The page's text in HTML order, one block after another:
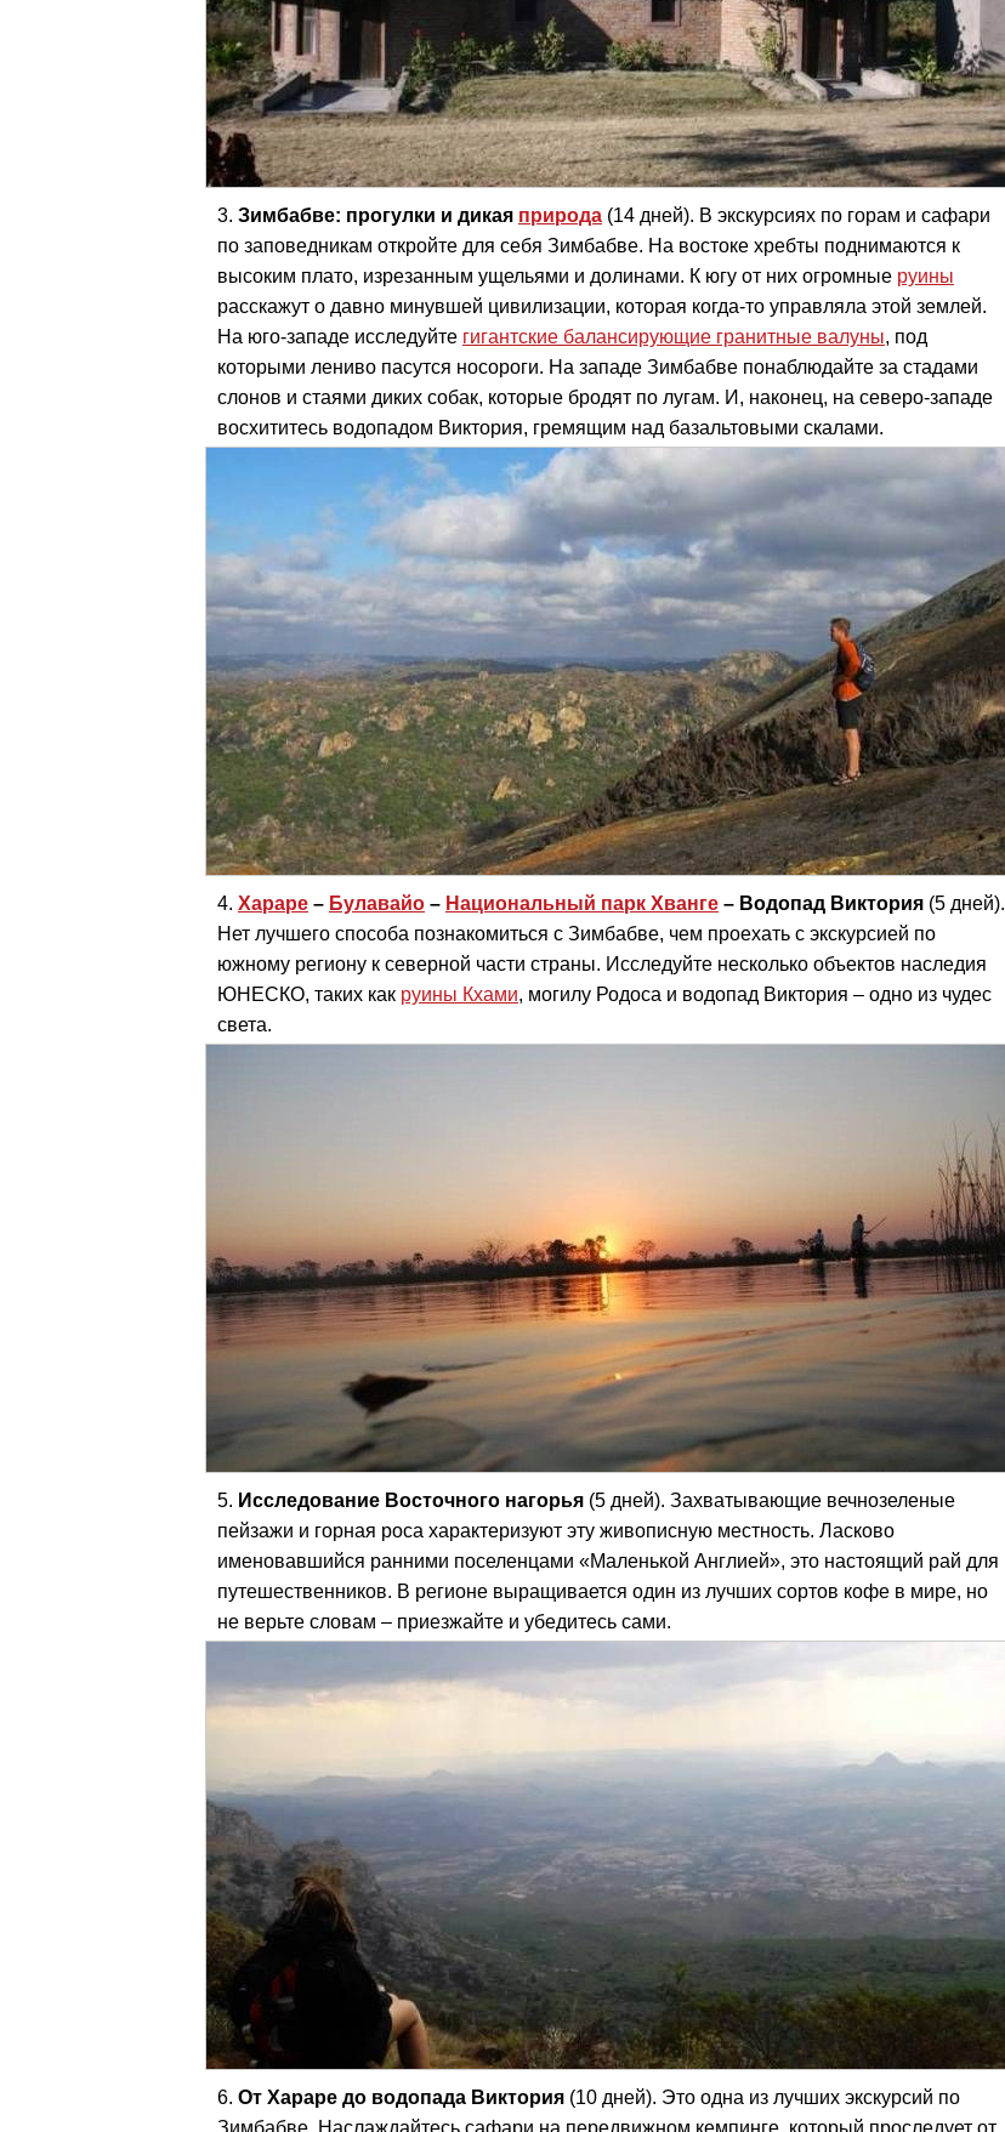
Зимбабве: прогулки и дикая природа (14 дней). В экскурсиях по горам и сафари
по заповедникам откройте для себя Зимбабве. На востоке хребты поднимаются к
высоким плато, изрезанным ущельями и долинами. К югу от них огромные руины
расскажут о давно минувшей цивилизации, которая когда-то управляла этой землей.
На юго-западе исследуйте гигантские балансирующие гранитные валуны, под
которыми лениво пасутся носороги. На западе Зимбабве понаблюдайте за стадами
слонов и стаями диких собак, которые бродят по лугам. И, наконец, на северо-западе
восхититесь водопадом Виктория, гремящим над базальтовыми скалами.
Хараре – Булавайо – Национальный парк Хванге – Водопад Виктория (5 дней).
Нет лучшего способа познакомиться с Зимбабве, чем проехать с экскурсией по
южному региону к северной части страны. Исследуйте несколько объектов наследия
ЮНЕСКО, таких как руины Кхами, могилу Родоса и водопад Виктория – одно из чудес
света.
Исследование Восточного нагорья (5 дней). Захватывающие вечнозеленые
пейзажи и горная роса характеризуют эту живописную местность. Ласково
именовавшийся ранними поселенцами «Маленькой Англией», это настоящий рай для
путешественников. В регионе выращивается один из лучших сортов кофе в мире, но
не верьте словам – приезжайте и убедитесь сами.
От Хараре до водопада Виктория (10 дней). Это одна из лучших экскурсий по
Зимбабве. Наслаждайтесь сафари на передвижном кемпинге, который проследует от